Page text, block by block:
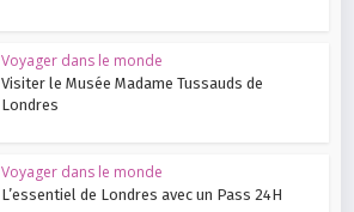
Voyager dans le monde
Visiter le Musée Madame Tussauds de
Londres
Voyager dans le monde
L’essentiel de Londres avec un Pass 24H